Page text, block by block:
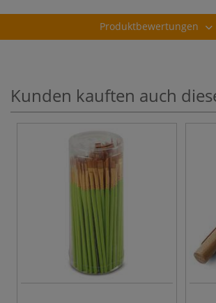
Produktbewertungen
Kunden kauften auch